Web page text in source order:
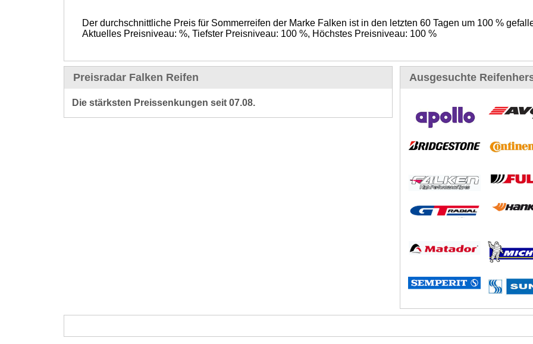
Der durchschnittliche Preis für Sommerreifen der Marke Falken ist in den letzten 60 Tagen um 100 %
Aktuelles Preisniveau: %, Tiefster Preisniveau: 100 %, Höchstes Preisniveau: 100 %
Preisradar Falken Reifen
Die stärksten Preissenkungen seit 07.08.
Ausgesuchte